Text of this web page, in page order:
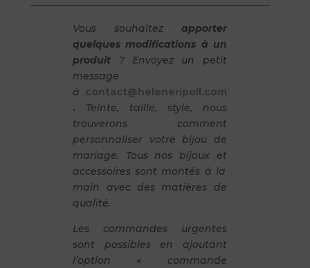
-
Vous souhaitez apporter
quelques modifications à un
produit ? Envoyez un petit
message
à contact@heleneripoll.com
. Teinte, taille, style, nous
trouverons comment
personnaliser votre bijou de
mariage. Tous nos bijoux et
accessoires sont montés à la
main avec des matières de
qualité.
Les commandes urgentes
sont possibles en ajoutant
l’option « commande